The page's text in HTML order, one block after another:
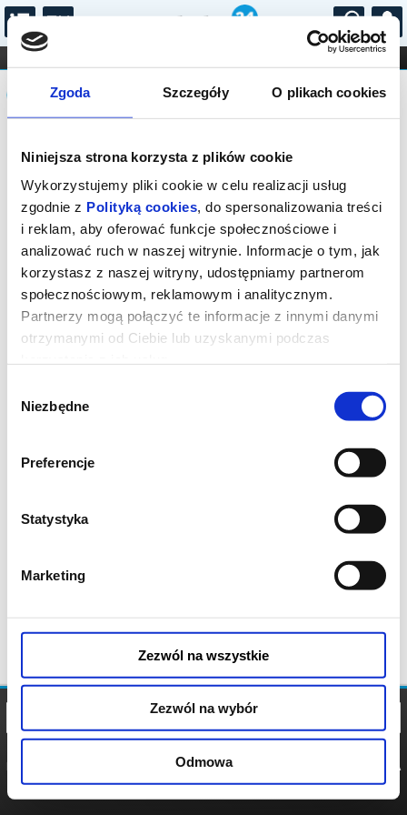
Zgoda Szczegóły O plikach cookies
Niniejsza strona korzysta z plików cookie
Wykorzystujemy pliki cookie w celu realizacji usług
zgodnie z Polityką cookies, do spersonalizowania treści
i reklam, aby oferować funkcje społecznościowe i
analizować ruch w naszej witrynie. Informacje o tym, jak
korzystasz z naszej witryny, udostępniamy partnerom
społecznościowym, reklamowym i analitycznym.
Partnerzy mogą połączyć te informacje z innymi danymi
otrzymanymi od Ciebie lub uzyskanymi podczas
zgody
Niezbędne
Preferencje
Statystyka
Marketing
Zezwól na wszystkie
Zezwól na wybór
Odmowa
...
FILHARMONIA OPERA I BALET
STAND-UP
DLA DZIECI
Komunikat
Sprzedaż biletów on-line na wydarzenie
została zakończona.
POLITYKA
POLITYKA